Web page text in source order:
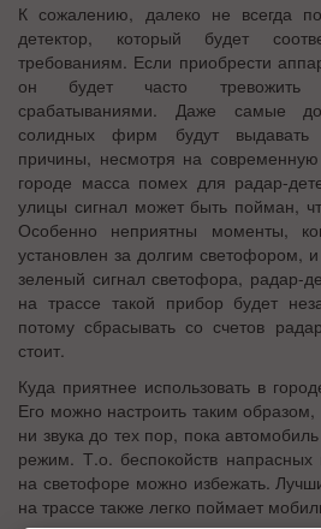
К сожалению, далеко не всегда
детектор, который будет
требованиям. Если приобрести
он будет часто тревожить
срабатываниями. Даже самые
солидных фирм будут
причины, несмотря на
городе масса помех для радар-
улицы сигнал может быть пойман,
Особенно неприятны моменты,
установлен за долгим светофором,
зеленый сигнал светофора, радар-
на трассе такой прибор будет
потому сбрасывать со счетов
стоит.
Куда приятнее использовать в
Его можно настроить таким образом,
ни звука до тех пор, пока
режим. Т.о. беспокойств напрасных
на светофоре можно избежать.
на трассе также легко поймает